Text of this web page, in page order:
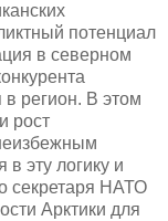
потенциал
в северном
регион. В этом
рост
эту логику и
секретаря НАТО
Арктики для